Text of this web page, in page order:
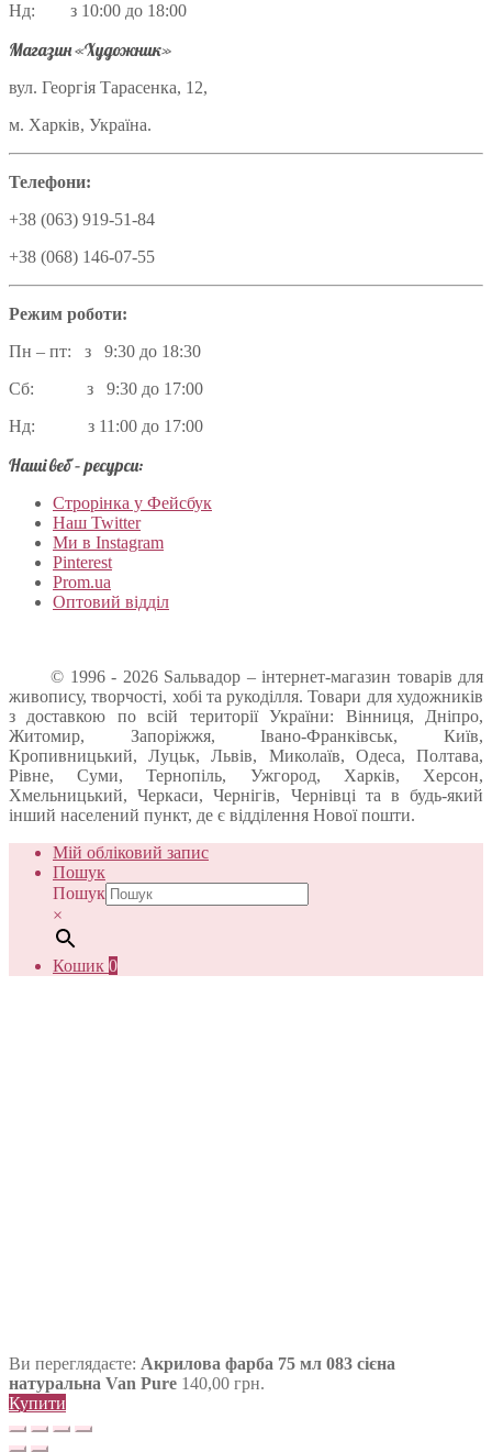
Нд: з 10:00 до 18:00
Магазин «Художник»
вул. Георгія Тарасенка, 12,
м. Харків, Україна.
Телефони:
+38 (063) 919-51-84
+38 (068) 146-07-55
Режим роботи:
Пн – пт: з 9:30 до 18:30
Сб: з 9:30 до 17:00
Нд: з 11:00 до 17:00
Наші веб – ресурси:
Строрінка у Фейсбук
Наш Twitter
Ми в Instagram
Pinterest
Prom.ua
Оптовий відділ
© 1996 - 2026 Sальвадор – інтернет-магазин товарів для
живопису, творчості, хобі та рукоділля. Товари для художників
з доставкою по всій території України: Вінниця, Дніпро,
Житомир, Запоріжжя, Івано-Франківськ, Київ,
Кропивницький, Луцьк, Львів, Миколаїв, Одеса, Полтава,
Рівне, Суми, Тернопіль, Ужгород, Харків, Херсон,
Хмельницький, Черкаси, Чернігів, Чернівці та в будь-який
інший населений пункт, де є відділення Нової пошти.
Мій обліковий запис
Пошук
Пошук
×
Кошик 0
Ви переглядаєте: Акрилова фарба 75 мл 083 сієна
натуральна Van Pure 140,00 грн.
Купити